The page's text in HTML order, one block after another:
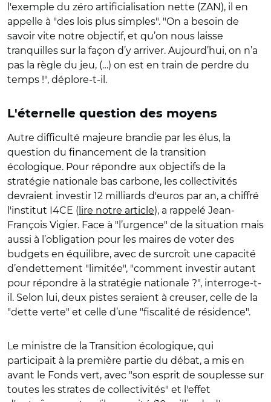
l'exemple du zéro artificialisation nette (ZAN), il en
appelle à "des lois plus simples". "On a besoin de
savoir vite notre objectif, et qu’on nous laisse
tranquilles sur la façon d’y arriver. Aujourd’hui, on n’a
pas la règle du jeu, (…) on est en train de perdre du
temps !", déplore-t-il.
L'éternelle question des moyens
Autre difficulté majeure brandie par les élus, la
question du financement de la transition
écologique. Pour répondre aux objectifs de la
stratégie nationale bas carbone, les collectivités
devraient investir 12 milliards d'euros par an, a chiffré
l'institut I4CE ( lire notre article), a rappelé Jean-
François Vigier. Face à "l’urgence" de la situation mais
aussi à l’obligation pour les maires de voter des
budgets en équilibre, avec de surcroît une capacité
d’endettement "limitée", "comment investir autant
pour répondre à la stratégie nationale ?", interroge-t-
il. Selon lui, deux pistes seraient à creuser, celle de la
"dette verte" et celle d’une "fiscalité de résidence".
Le ministre de la Transition écologique, qui
participait à la première partie du débat, a mis en
avant le Fonds vert, avec "son esprit de souplesse sur
toutes les strates de collectivités" et l'effet